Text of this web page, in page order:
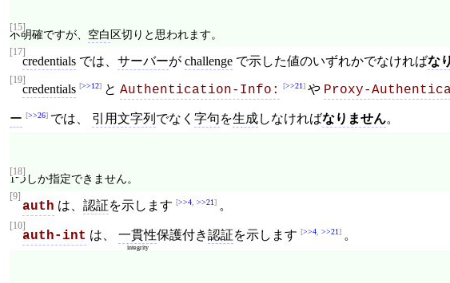
[15]
不明確ですが、 空白 区切りと思われます。
[17]
credentials では、 サーバーが challenge で示した値のいずれかでなければな
[19]
credentials >>12 と Authentication-Info: >>21 や Proxy-
ー >>26 では、 引用文字列 でなく 字句を生成しなければなりません。
[18]
1つしか指定できません。
[9]
auth は、 認証を示します >>4, >>21 。
[10]
auth-int は、 一貫性
integrity
保護付き認証を示します >>4, >>21 。